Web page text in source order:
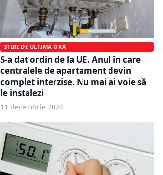
ȘTIRI DE ULTIMĂ ORĂ
S-a dat ordin de la UE. Anul în care
centralele de apartament devin
complet interzise. Nu mai ai voie să
le instalezi
11 decembrie 2024